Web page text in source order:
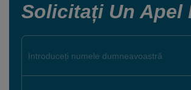
Solicitați Un Apel